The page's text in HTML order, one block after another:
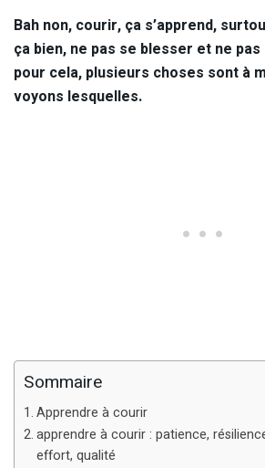
Bah non, courir, ça s’apprend,
ça bien, ne pas se blesser et ne
pour cela, plusieurs choses sont à
voyons lesquelles.
Sommaire
Apprendre à courir
apprendre à courir : patience,
effort, qualité